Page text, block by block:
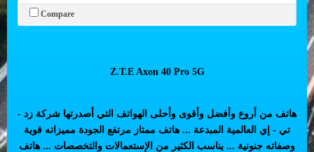
Compare
Z.T.E Axon 40 Pro 5G
هاتف من أروع وأفضل وأقوى وأحلى الهواتف التي أصدرتها شركة زد -
تي - إي العالمية المبدعة ... هاتف ممتاز مرتفع الجودة مميزاته قوية
وصفاته جنونية ... يناسب الكثير من الإستعمالات والتخصصات ... هاتف